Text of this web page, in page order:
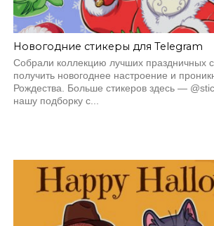
Новогодние стикеры для Telegram
Собрали коллекцию лучших праздничных
получить новогоднее настроение и
Рождества. Больше стикеров здесь —
нашу подборку с...